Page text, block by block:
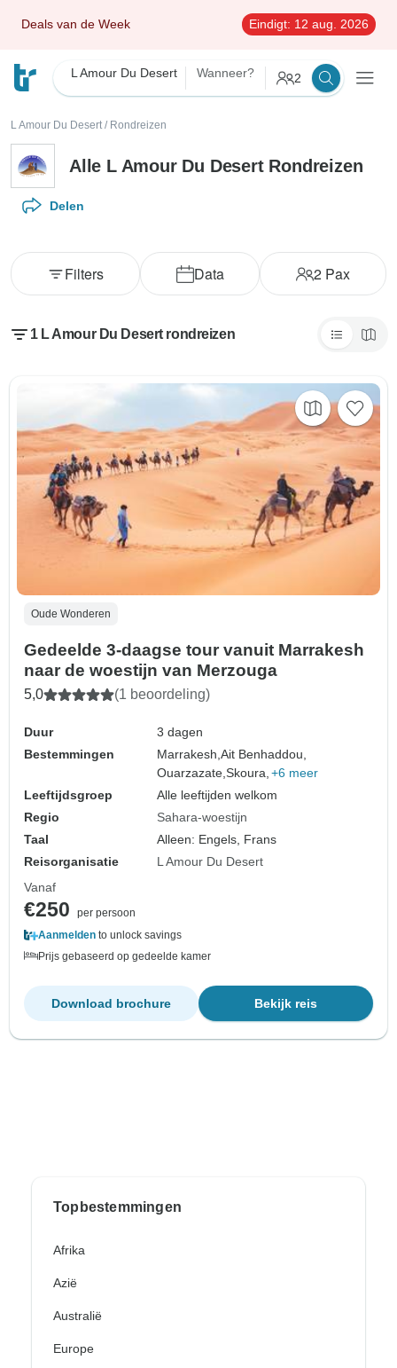
Deals van de Week Eindigt: 12 aug. 2026
L Amour Du Desert Wanneer? 2
L Amour Du Desert / Rondreizen
Alle L Amour Du Desert Rondreizen
Delen
Data 2 Pax
Filters
1 L Amour Du Desert rondreizen
Oude Wonderen
Gedeelde 3-daagse tour vanuit Marrakesh
naar de woestijn van Merzouga
5,0 (1 beoordeling)
Duur
3 dagen
Bestemmingen
Marrakesh,Ait Benhaddou,
Ouarzazate,Skoura, +6 meer
Leeftijdsgroep
Alle leeftijden welkom
Regio
Sahara-woestijn
Taal
Alleen: Engels, Frans
Reisorganisatie
L Amour Du Desert
Vanaf
€250
per persoon
Aanmelden to unlock savings
Prijs gebaseerd op gedeelde kamer
Bekijk reis
Download brochure
Topbestemmingen
Afrika
Azië
Australië
Europe